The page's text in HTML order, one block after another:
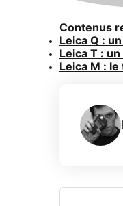
Contenus
Leica Q :
Leica T :
Leica M :